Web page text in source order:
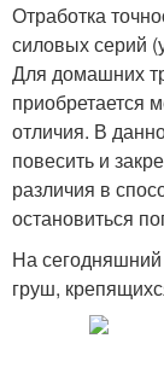
Отработка
силовых серий
Для домашних
приобретается
отличия. В
повесить и
различия в
остановиться
На сегодняшний
груш,